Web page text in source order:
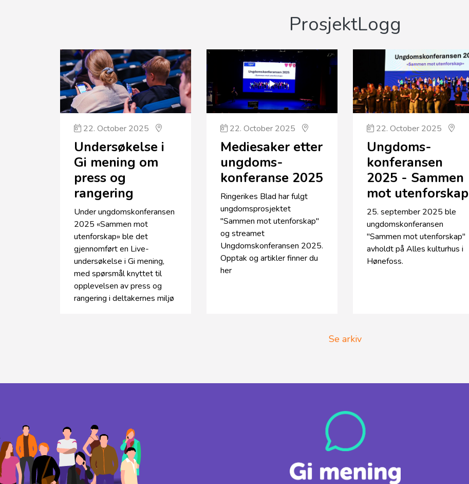
ProsjektLogg
22. October 2025
Undersøkelse i
Gi mening om
press og
rangering
Under ungdomskonferansen
2025 «Sammen mot
utenforskap» ble det
gjennomført en Live-
undersøkelse i Gi mening,
med spørsmål knyttet til
opplevelsen av press og
rangering i deltakernes miljø
22. October 2025
Mediesaker etter
ungdoms­
konferanse 2025
Ringerikes Blad har fulgt
ungdomsprosjektet
"Sammen mot utenforskap"
og streamet
Ungdomskonferansen 2025.
Opptak og artikler finner du
her
22. October 2025
Ungdoms­
konferansen
2025 - Sammen
mot utenforskap
25. september 2025 ble
ungdomskonferansen
"Sammen mot utenforskap"
avholdt på Alles kulturhus i
Hønefoss.
Se arkiv